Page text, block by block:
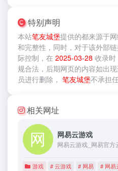
特别声明
本站笔友城堡提供的都来源于
和完整性，同时，对于该外部
际控制，在 2025-03-28 收录时
规合法，后期网页的内容如出
员进行删除， 笔友城堡不承担
相关网址
网易云游戏
游戏 # 云游戏 # 网易 # 网易